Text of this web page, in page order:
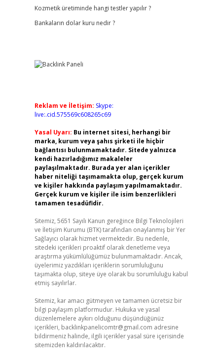
Kozmetik üretiminde hangi testler yapılır ?
Bankaların dolar kuru nedir ?
Reklam ve İletişim: Skype:
live:.cid.575569c608265c69
Yasal Uyarı: Bu internet sitesi, herhangi bir
marka, kurum veya şahıs şirketi ile hiçbir
bağlantısı bulunmamaktadır. Sitede yalnızca
kendi hazırladığımız makaleler
paylaşılmaktadır. Burada yer alan içerikler
haber niteliği taşımamakta olup, gerçek kurum
ve kişiler hakkında paylaşım yapılmamaktadır.
Gerçek kurum ve kişiler ile isim benzerlikleri
tamamen tesadüfidir.
Sitemiz, 5651 Sayılı Kanun gereğince Bilgi Teknolojileri
ve İletişim Kurumu (BTK) tarafından onaylanmış bir Yer
Sağlayıcı olarak hizmet vermektedir. Bu nedenle,
sitedeki içerikleri proaktif olarak denetleme veya
araştırma yükümlülüğümüz bulunmamaktadır. Ancak,
üyelerimiz yazdıkları içeriklerin sorumluluğunu
taşımakta olup, siteye üye olarak bu sorumluluğu kabul
etmiş sayılırlar.
Sitemiz, kar amacı gütmeyen ve tamamen ücretsiz bir
bilgi paylaşım platformudur. Hukuka ve yasal
düzenlemelere aykırı olduğunu düşündüğünüz
içerikleri, backlinkpanelicomtr@gmail.com adresine
bildirmeniz halinde, ilgili içerikler yasal süre içerisinde
sitemizden kaldırılacaktır.